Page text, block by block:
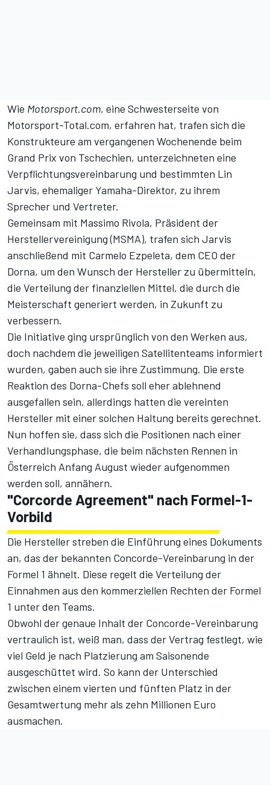
Wie Motorsport.com, eine Schwesterseite von
Motorsport-Total.com, erfahren hat, trafen sich die
Konstrukteure am vergangenen Wochenende beim
Grand Prix von Tschechien, unterzeichneten eine
Verpflichtungsvereinbarung und bestimmten Lin
Jarvis, ehemaliger Yamaha-Direktor, zu ihrem
Sprecher und Vertreter.
Gemeinsam mit Massimo Rivola, Präsident der
Herstellervereinigung (MSMA), trafen sich Jarvis
anschließend mit Carmelo Ezpeleta, dem CEO der
Dorna, um den Wunsch der Hersteller zu übermitteln,
die Verteilung der finanziellen Mittel, die durch die
Meisterschaft generiert werden, in Zukunft zu
verbessern.
Die Initiative ging ursprünglich von den Werken aus,
doch nachdem die jeweiligen Satellitenteams informiert
wurden, gaben auch sie ihre Zustimmung. Die erste
Reaktion des Dorna-Chefs soll eher ablehnend
ausgefallen sein, allerdings hatten die vereinten
Hersteller mit einer solchen Haltung bereits gerechnet.
Nun hoffen sie, dass sich die Positionen nach einer
Verhandlungsphase, die beim nächsten Rennen in
Österreich Anfang August wieder aufgenommen
werden soll, annähern.
"Corcorde Agreement" nach Formel-1-
Vorbild
Die Hersteller streben die Einführung eines Dokuments
an, das der bekannten Concorde-Vereinbarung in der
Formel 1 ähnelt. Diese regelt die Verteilung der
Einnahmen aus den kommerziellen Rechten der Formel
1 unter den Teams.
Obwohl der genaue Inhalt der Concorde-Vereinbarung
vertraulich ist, weiß man, dass der Vertrag festlegt, wie
viel Geld je nach Platzierung am Saisonende
ausgeschüttet wird. So kann der Unterschied
zwischen einem vierten und fünften Platz in der
Gesamtwertung mehr als zehn Millionen Euro
ausmachen.